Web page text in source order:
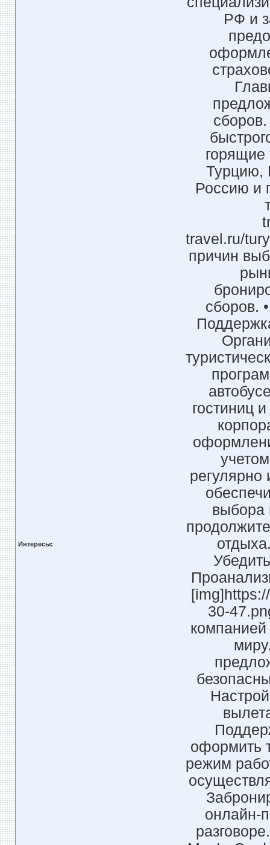
Интересы:
РФ и
горящие
Турцию,
Россию и
travel.ru/
причин
сборов.
гостиниц
регулярно
выбора
30-
оформить
режим
онлайн-